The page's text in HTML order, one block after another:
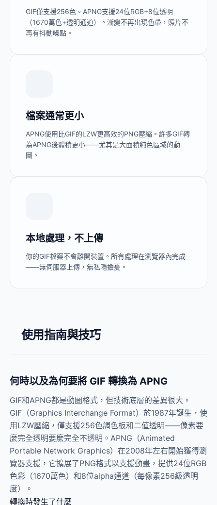
GIF僅支援256色。APNG支援24位RGB+8位透明
（1670萬色+透明通道）。漸變不再出現色帶，照片不
再有抖動噪點。
檔案通常更小
APNG使用比GIF的LZW更高效的PNG壓縮。許多GIF轉
為APNG後體積更小——尤其是大面積純色區域的動
圖。
本地處理，不上傳
你的GIF檔案不會離開裝置。所有處理在瀏覽器內完成
——無伺服器上傳，無私隱擔憂。
使用指南與技巧
何時以及為何要將 GIF 轉換為 APNG
GIF和APNG都是動圖格式，但技術底層的差異很大。
GIF（Graphics Interchange Format）於1987年誕生，使
用LZW壓縮，僅支援256色調色板和二值透明——像素要
麼完全透明要麼完全不透明。APNG（Animated
Portable Network Graphics）在2008年左右開始獲得瀏
覽器支援，它擴展了PNG格式以支援動畫，提供24位RGB
色彩（1670萬色）和8位alpha通道（每像素256級透明
度）。
轉換時發生了什麼